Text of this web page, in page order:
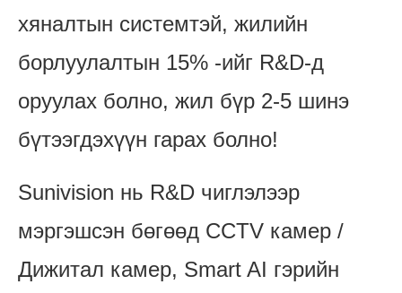
хяналтын системтэй, жилийн
борлуулалтын 15% -ийг R&D-д
оруулах болно, жил бүр 2-5 шинэ
бүтээгдэхүүн гарах болно!
Sunivision нь R&D чиглэлээр
мэргэшсэн бөгөөд CCTV камер /
Дижитал камер, Smart AI гэрийн